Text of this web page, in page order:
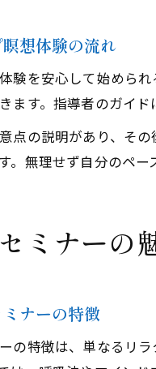
あな
想体験の流れ
験を安心して始めら
ます。指導者のガイ
点の説明があり、そ
無理せず自分のペー
ミナーの
ナーの特徴
の特徴は、単なるリ